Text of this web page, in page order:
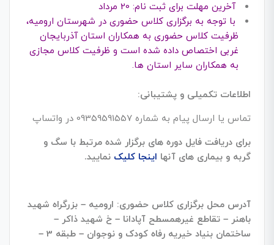
آخرین مهلت برای ثبت نام: 20 مرداد
با توجه به برگزاری کلاس حضوری در شهرستان ارومیه،
ظرفیت کلاس حضوری به همکاران استان آذربایجان
غربی اختصاص داده شده است و ظرفیت کلاس مجازی
به همکاران سایر استان ها.
اطلاعات تکمیلی و پشتیبانی:
تماس یا ارسال پیام به شماره 09359591557 در واتساپ
برای دریافت فایل دوره های برگزار شده مرتبط با سگ و
گربه و بیماری های آنها اینجا کلیک نمایید.
آدرس محل برگزاری کلاس حضوری: ارومیه – بزرگراه شهید
باهنر – تقاطع غیرهمسطح آپادانا – خ شهید ذاکر –
ساختمان بنیاد خیریه رفاه کودک و نوجوان – طبقه 3 –